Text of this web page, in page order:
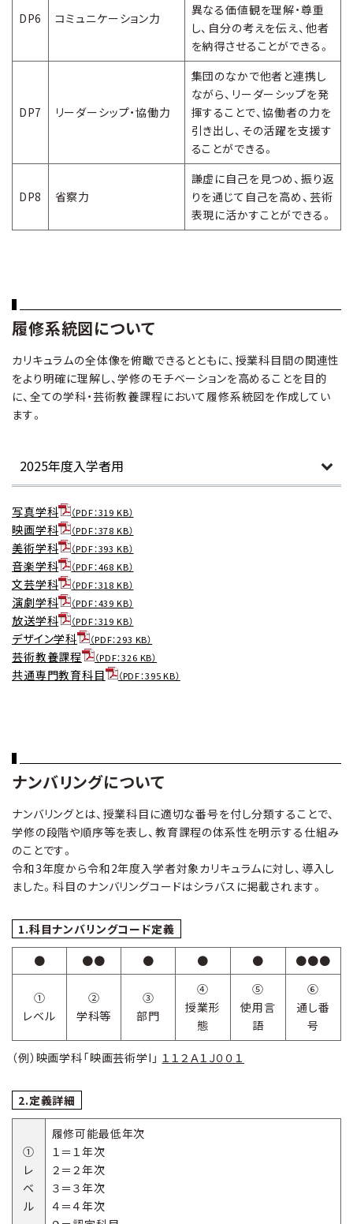
DP6 コミュニケーション力
異なる価値観を理解・尊重
し、自分の考えを伝え、他者
を納得させることができる。
DP7 リーダーシップ・協働力
集団のなかで他者と連携し
ながら、リーダーシップを発
揮することで、協働者の力を
引き出し、その活躍を支援す
ることができる。
DP8 省察力
謙虚に自己を見つめ、振り返
りを通じて自己を高め、芸術
表現に活かすことができる。
履修系統図について
カリキュラムの全体像を俯瞰できるとともに、授業科目間の関連性
をより明確に理解し、学修のモチベーションを高めることを目的
に、全ての学科・芸術教養課程において履修系統図を作成してい
ます。
写真学科 （PDF：319 KB）
映画学科 （PDF：378 KB）
美術学科 （PDF：393 KB）
音楽学科 （PDF：468 KB）
文芸学科 （PDF：318 KB）
演劇学科 （PDF：439 KB）
放送学科 （PDF：319 KB）
デザイン学科 （PDF：293 KB）
芸術教養課程 （PDF：326 KB）
共通専門教育科目 （PDF：395 KB）
ナンバリングについて
ナンバリングとは、授業科目に適切な番号を付し分類することで、
学修の段階や順序等を表し、教育課程の体系性を明示する仕組み
のことです。
令和3年度から令和2年度入学者対象カリキュラムに対し、導入し
ました。科目のナンバリングコードはシラバスに掲載されます。
1.科目ナンバリングコード定義
● ●● ● ● ● ●●●
①
レベル
②
学科等
③
部門
④
授業形
態
⑤
使用言
語
⑥
通し番
号
（例）映画学科「映画芸術学I」 １１２Ａ１Ｊ００１
2.定義詳細
①
レ
ベ
ル
履修可能最低年次
１＝１年次
２＝２年次
３＝３年次
４＝４年次